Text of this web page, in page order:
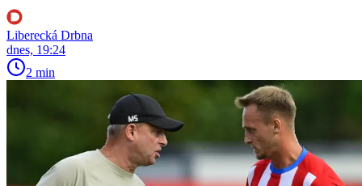
Liberecká Drbna
dnes, 19:24
2 min